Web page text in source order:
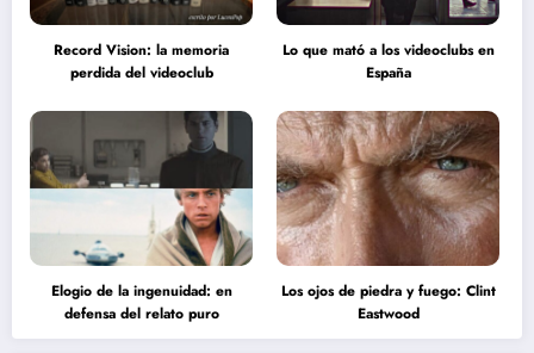
Record Vision: la memoria
perdida del videoclub
Lo que mató a los videoclubs en
España
Elogio de la ingenuidad: en
defensa del relato puro
Los ojos de piedra y fuego: Clint
Eastwood